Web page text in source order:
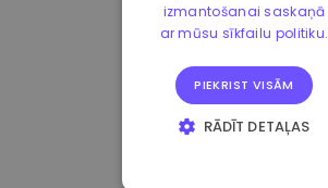
izmantošanai saskaņā
ar mūsu sīkfailu politiku.
PIEKRIST VISĀM
RĀDĪT DETAĻAS